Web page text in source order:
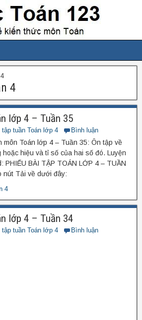
4
lớp 4 – Tuần 35
tập tuần Toán lớp 4 Bình luận
môn Toán lớp 4 – Tuần 35: Ôn tập về
hiệu và tỉ số của hai số đó. Luyện
PHIẾU BÀI TẬP TOÁN LỚP 4 – TUẦN
nút Tải về dưới đây:
4
lớp 4 – Tuần 34
tập tuần Toán lớp 4 Bình luận